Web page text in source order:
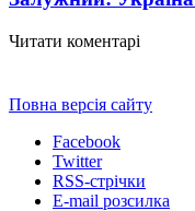
Читати коментарі
Повна версія сайту
Facebook
Twitter
RSS-стрічки
E-mail розсилка